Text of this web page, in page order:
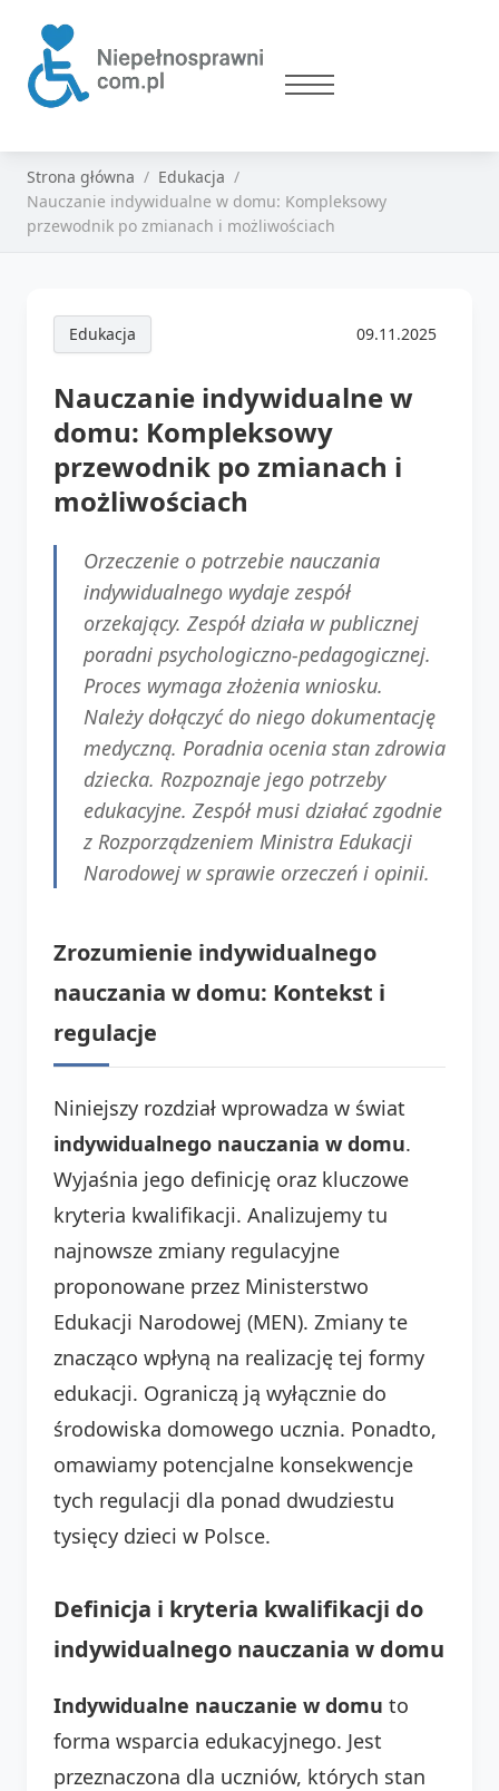
Strona główna
Edukacja
Nauczanie indywidualne w domu: Kompleksowy
przewodnik po zmianach i możliwościach
Edukacja 09.11.2025
Nauczanie indywidualne w
domu: Kompleksowy
przewodnik po zmianach i
możliwościach
Orzeczenie o potrzebie nauczania
indywidualnego wydaje zespół
orzekający. Zespół działa w publicznej
poradni psychologiczno-pedagogicznej.
Proces wymaga złożenia wniosku.
Należy dołączyć do niego dokumentację
medyczną. Poradnia ocenia stan zdrowia
dziecka. Rozpoznaje jego potrzeby
edukacyjne. Zespół musi działać zgodnie
z Rozporządzeniem Ministra Edukacji
Narodowej w sprawie orzeczeń i opinii.
Zrozumienie indywidualnego
nauczania w domu: Kontekst i
regulacje
Niniejszy rozdział wprowadza w świat
indywidualnego nauczania w domu.
Wyjaśnia jego definicję oraz kluczowe
kryteria kwalifikacji. Analizujemy tu
najnowsze zmiany regulacyjne
proponowane przez Ministerstwo
Edukacji Narodowej (MEN). Zmiany te
znacząco wpłyną na realizację tej formy
edukacji. Ograniczą ją wyłącznie do
środowiska domowego ucznia. Ponadto,
omawiamy potencjalne konsekwencje
tych regulacji dla ponad dwudziestu
tysięcy dzieci w Polsce.
Definicja i kryteria kwalifikacji do
indywidualnego nauczania w domu
Indywidualne nauczanie w domu to
forma wsparcia edukacyjnego. Jest
przeznaczona dla uczniów, których stan